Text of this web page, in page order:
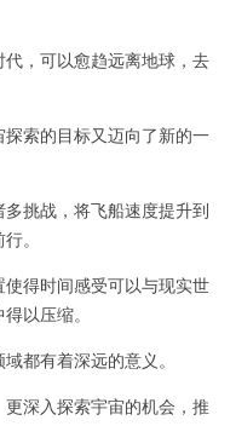
，可以愈趋远离地球，去
索的目标又迈向了新的一
挑战，将飞船速度提升到
。
得时间感受可以与现实世
以压缩。
都有着深远的意义。
深入探索宇宙的机会，推